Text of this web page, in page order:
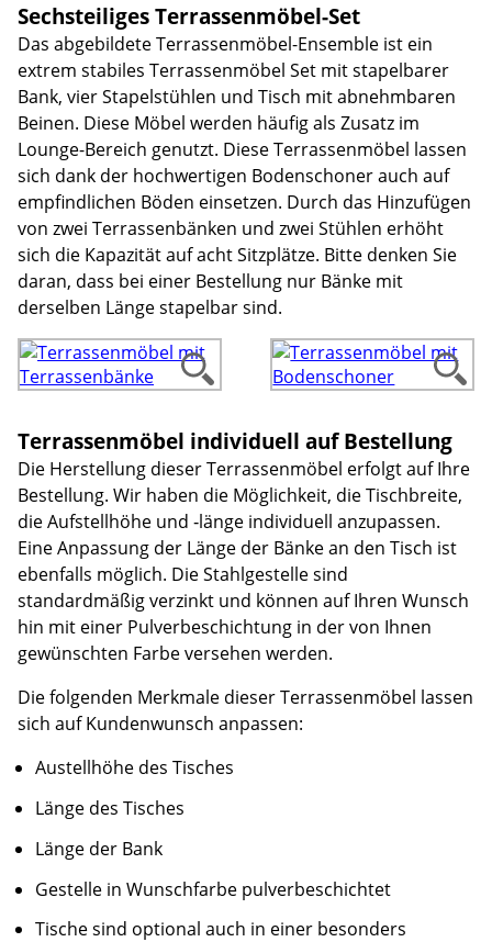
Sechsteiliges Terrassenmöbel-Set
Das abgebildete Terrassenmöbel-Ensemble ist ein
extrem stabiles Terrassenmöbel Set mit stapelbarer
Bank, vier Stapelstühlen und Tisch mit abnehmbaren
Beinen. Diese Möbel werden häufig als Zusatz im
Lounge-Bereich genutzt. Diese Terrassenmöbel lassen
sich dank der hochwertigen Bodenschoner auch auf
empfindlichen Böden einsetzen. Durch das Hinzufügen
von zwei Terrassenbänken und zwei Stühlen erhöht
sich die Kapazität auf acht Sitzplätze. Bitte denken Sie
daran, dass bei einer Bestellung nur Bänke mit
derselben Länge stapelbar sind.
Terrassenmöbel individuell auf Bestellung
Die Herstellung dieser Terrassenmöbel erfolgt auf Ihre
Bestellung. Wir haben die Möglichkeit, die Tischbreite,
die Aufstellhöhe und ‑länge individuell anzupassen.
Eine Anpassung der Länge der Bänke an den Tisch ist
ebenfalls möglich. Die Stahlgestelle sind
standardmäßig verzinkt und können auf Ihren Wunsch
hin mit einer Pulverbeschichtung in der von Ihnen
gewünschten Farbe versehen werden.
Die folgenden Merkmale dieser Terrassenmöbel lassen
sich auf Kundenwunsch anpassen:
Austellhöhe des Tisches
Länge des Tisches
Länge der Bank
Gestelle in Wunschfarbe pulverbeschichtet
Tische sind optional auch in einer besonders